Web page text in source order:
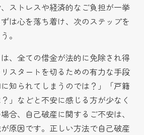
ストレスや経済的なご負担が一挙
は心を落ち着け、次のステップを
。
、全ての借金が法的に免除され得
スタートを切るための有力な手段
知られてしまうのでは？」「戸籍
」などと不安に感じる方が少なく
合、自己破産に関するご不安は、
原因です。正しい方法で自己破産